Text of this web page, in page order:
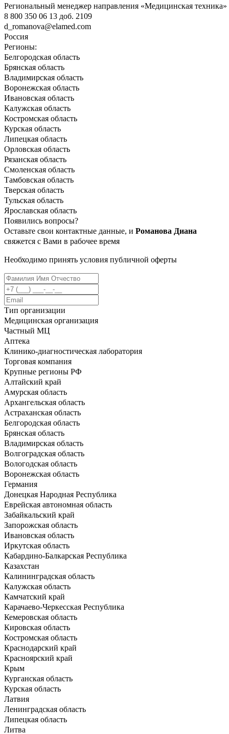
Региональный менеджер направления «Медицинская техника»
8 800 350 06 13 доб. 2109
d_romanova@elamed.com
Россия
Регионы:
Белгородская область
Брянская область
Владимирская область
Воронежская область
Ивановская область
Калужская область
Костромская область
Курская область
Липецкая область
Орловская область
Рязанская область
Смоленская область
Тамбовская область
Тверская область
Тульская область
Ярославская область
Появились вопросы?
Оставьте свои контактные данные, и Романова Диана
свяжется с Вами в рабочее время
Необходимо принять условия публичной оферты
Тип организации
Медицинская организация
Частный МЦ
Аптека
Клинико-диагностическая лаборатория
Торговая компания
Крупные регионы РФ
Алтайский край
Амурская область
Архангельская область
Астраханская область
Белгородская область
Брянская область
Владимирская область
Волгоградская область
Вологодская область
Воронежская область
Германия
Донецкая Народная Республика
Еврейская автономная область
Забайкальский край
Запорожская область
Ивановская область
Иркутская область
Кабардино-Балкарская Республика
Казахстан
Калининградская область
Калужская область
Камчатский край
Карачаево-Черкесская Республика
Кемеровская область
Кировская область
Костромская область
Краснодарский край
Красноярский край
Крым
Курганская область
Курская область
Латвия
Ленинградская область
Липецкая область
Литва